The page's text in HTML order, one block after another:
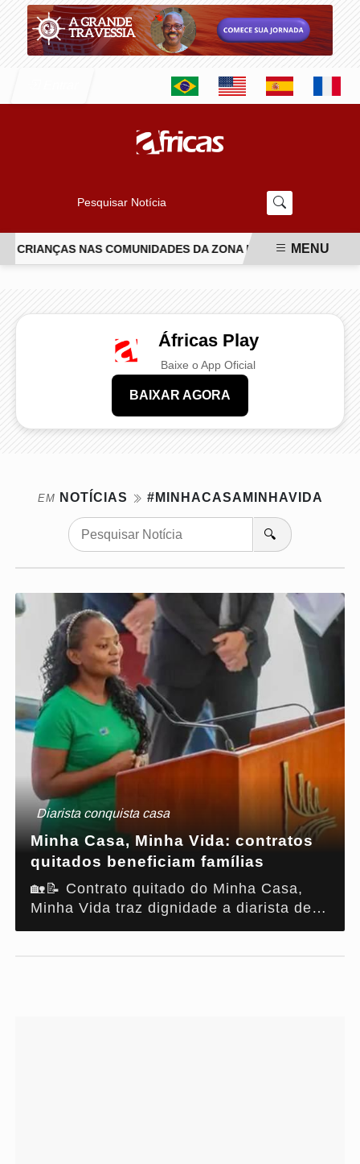
Pesquisar Notícia
CRIANÇAS NAS COMUNIDADES DA ZONA NORTE DO RIO
MENU
Áfricas Play
Baixe o App Oficial
BAIXAR AGORA
EM NOTÍCIAS #MINHACASAMINHAVIDA
🔍
Diarista conquista casa
Minha Casa, Minha Vida: contratos
quitados beneficiam famílias
🏡📝 Contrato quitado do Minha Casa,
Minha Vida traz dignidade a diarista de
Abaetetuba (PA). Entenda como isso é